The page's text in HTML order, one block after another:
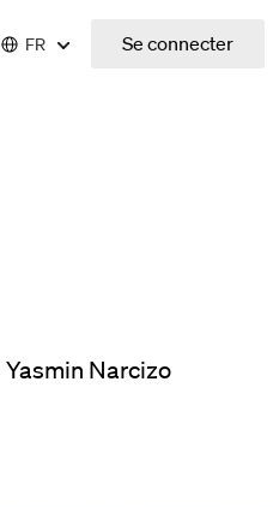
FR Se connecter
Yasmin Narcizo